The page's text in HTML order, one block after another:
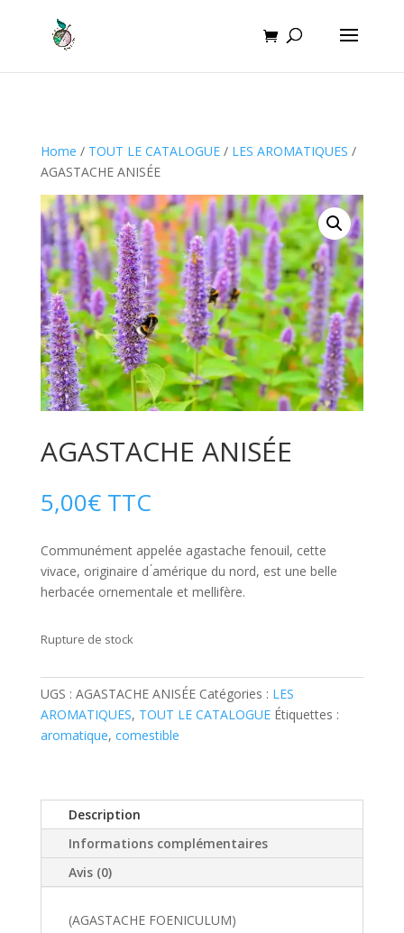
Home / TOUT LE CATALOGUE/ LES AROMATIQUES /
AGASTACHE ANISÉE
AGASTACHE ANISÉE
5,00€ TTC
Communément appelée agastache fenouil, cette
vivace, originaire d ́amérique du nord, est une belle
herbacée ornementale et mellifère.
Rupture de stock
UGS : AGASTACHE ANISÉE Catégories : LES
AROMATIQUES, TOUT LE CATALOGUE Étiquettes :
aromatique, comestible
Description
Informations complémentaires
Avis (0)
(AGASTACHE FOENICULUM)